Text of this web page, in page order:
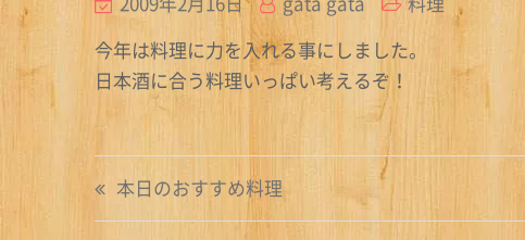
今年は料理に力を入れる事にしました。
日本酒に合う料理いっぱい考えるぞ！
投
稿
本日のおすすめ料理